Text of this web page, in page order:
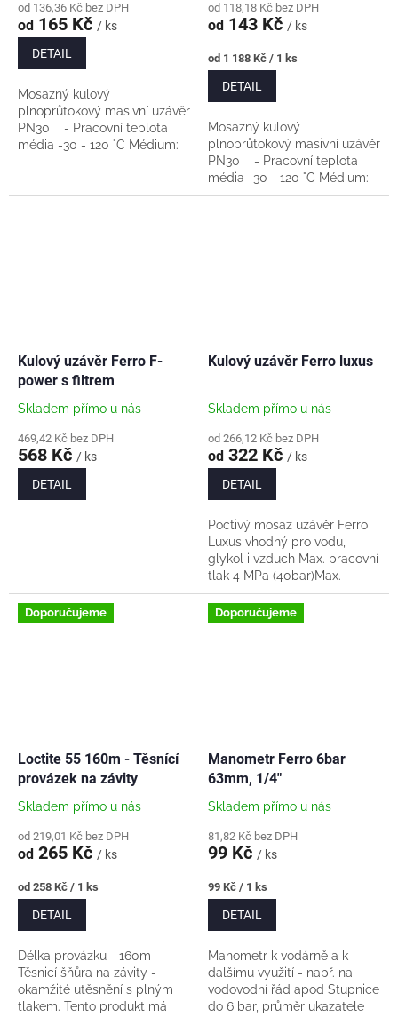
od 136,36 Kč bez DPH
od 165 Kč / ks
DETAIL
Mosazný kulový
plnoprůtokový masivní uzávěr
PN30 - Pracovní teplota
média -30 - 120 °C Médium:
koule: mosaz...
od 118,18 Kč bez DPH
od 143 Kč / ks
Měrná
cena:
od 1 188 Kč / 1 ks
DETAIL
Mosazný kulový
plnoprůtokový masivní uzávěr
PN30 - Pracovní teplota
média -30 - 120 °C Médium:
voda, stlačený vzduch, glykol
Kulový uzávěr Ferro F-
power s filtrem
Skladem přímo u nás
469,42 Kč bez DPH
568 Kč / ks
DETAIL
Kulový uzávěr Ferro luxus
Skladem přímo u nás
od 266,12 Kč bez DPH
od 322 Kč / ks
DETAIL
Poctivý mosaz uzávěr Ferro
Luxus vhodný pro vodu,
glykol i vzduch Max. pracovní
tlak 4 MPa (40bar)Max.
pracovní teplota 140 °C
(krátkodobě až 150
°C)Médium: horká voda,
Doporučujeme
Loctite 55 160m - Těsnící
provázek na závity
Skladem přímo u nás
od 219,01 Kč bez DPH
od 265 Kč / ks
Měrná
cena:
od 258 Kč / 1 ks
DETAIL
Délka provázku - 160m
Těsnicí šňůra na závity -
okamžité utěsnění s plným
tlakem. Tento produkt má
Doporučujeme
Manometr Ferro 6bar
63mm, 1/4"
Skladem přímo u nás
81,82 Kč bez DPH
99 Kč / ks
Měrná
cena:
99 Kč / 1 ks
DETAIL
Manometr k vodárně a k
dalšímu využití - např. na
vodovodní řád apod Stupnice
do 6 bar, průměr ukazatele